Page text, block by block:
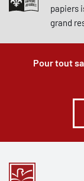
papiers
grand
Pour tout